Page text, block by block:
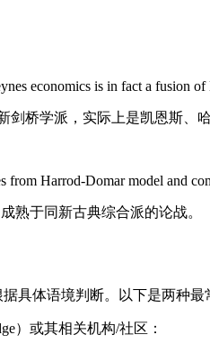
economics is in fact a fusion
桥学派，实际上是凯恩斯、
Harrod-Domar model and
熟于同新古典综合派的论战。
具体语境判断。以下是两种
）或其相关机构/社区：